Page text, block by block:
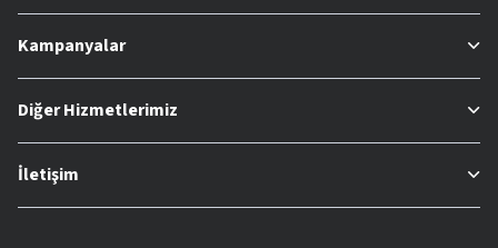
Kampanyalar
Diğer Hizmetlerimiz
İletişim